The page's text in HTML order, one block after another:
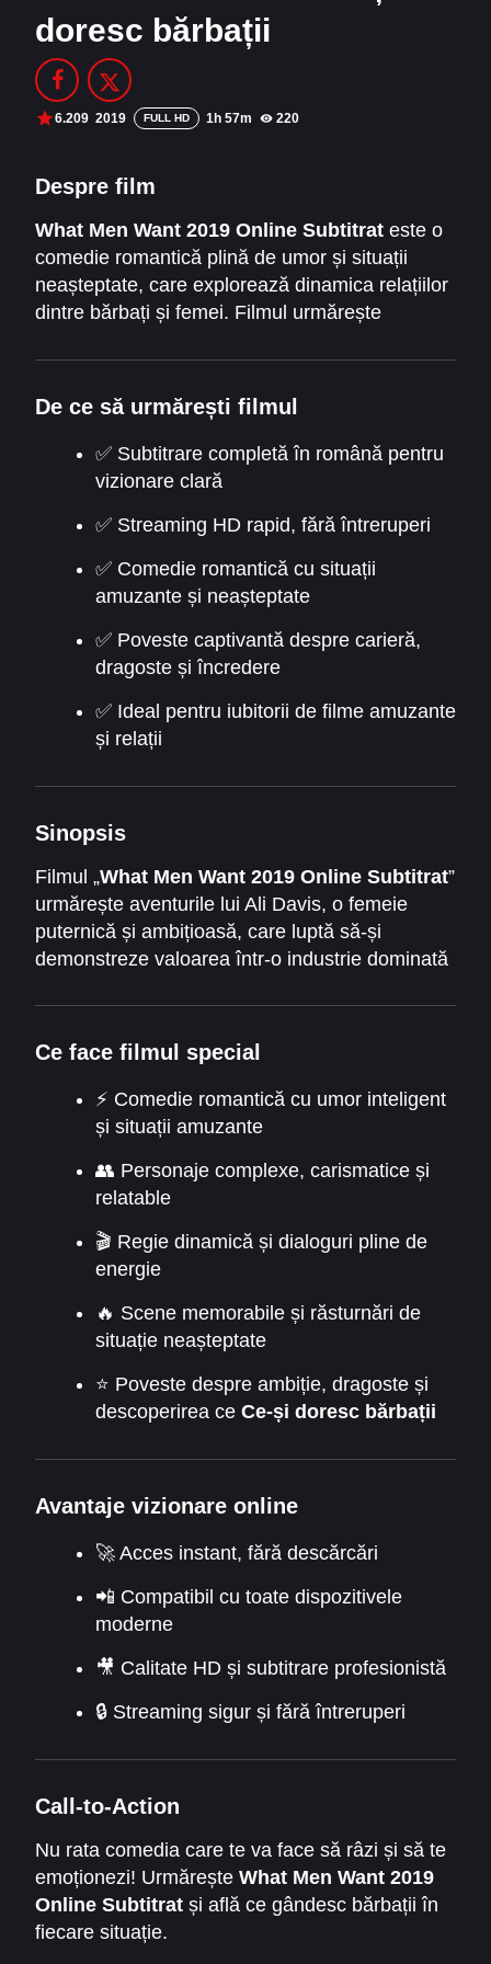
Filme Online 2014
Filme Online 2012
Filme Online 2010
DMCA
SERIALE ONLINE
TERMENI ȘI CONDIȚII
CONTACT
doresc bărbații
6.209 2019 FULL HD 1h 57m 220
Despre film
What Men Want 2019 Online Subtitrat este o
comedie romantică plină de umor și situații
neașteptate, care explorează dinamica relațiilor
dintre bărbați și femei. Filmul urmărește
ambițioasă care descoperă că poate auzi
gândurile bărbaților. Această abilitate îi oferă un
avantaj neașteptat în carieră și în viața
personală, dar îi aduce și situații comice și
provocări morale. Filmul combină umorul cu
experiență captivantă și distractivă.
De ce să urmărești filmul
✅ Subtitrare completă în română pentru
vizionare clară
✅ Streaming HD rapid, fără întreruperi
✅ Comedie romantică cu situații
amuzante și neașteptate
✅ Poveste captivantă despre carieră,
dragoste și încredere
✅ Ideal pentru iubitorii de filme amuzante
și relații
Sinopsis
Filmul „What Men Want 2019 Online Subtitrat”
urmărește aventurile lui Ali Davis, o femeie
puternică și ambițioasă, care luptă să-și
demonstreze valoarea într-o industrie dominată
poate auzi gândurile bărbaților, ceea ce îi
permite să anticipeze mișcările colegilor și
clienților. Această nouă putere, însă, vine la
pachet cu situații comice și dileme personale.
Filmul prezintă cu umor și inteligență ceea ce
această cunoaștere pentru a naviga cu succes
în viața profesională și personală.
Ce face filmul special
⚡ Comedie romantică cu umor inteligent
și situații amuzante
👥 Personaje complexe, carismatice și
relatable
🎬 Regie dinamică și dialoguri pline de
energie
🔥 Scene memorabile și răsturnări de
situație neașteptate
⭐ Poveste despre ambiție, dragoste și
descoperirea ce Ce-și doresc bărbații
Avantaje vizionare online
🚀 Acces instant, fără descărcări
📲 Compatibil cu toate dispozitivele
moderne
🎥 Calitate HD și subtitrare profesionistă
🔒 Streaming sigur și fără întreruperi
Call-to-Action
Nu rata comedia care te va face să râzi și să te
emoționezi! Urmărește What Men Want 2019
Online Subtitrat și află ce gândesc bărbații în
fiecare situație.